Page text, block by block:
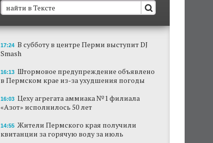
В Пермском крае установят новые станции
обнаружения беспилотников
Они используются для обнаружения и
отслеживания БПЛА в воздухе.
В субботу в центре Перми выступит DJ Smash
Сеть «Иль де Ботэ» уходит из Перми
Власти Перми намерены развернуть борьбу
с брошенными автомобилями
17:24 В субботу в центре Перми выступит DJ
Smash
16:13 Штормовое предупреждение объявлено
в Пермском крае из-за ухудшения погоды
16:03 Цеху агрегата аммиака №1 филиала
«Азот» исполнилось 50 лет
14:55 Жители Пермского края получили
квитанции за горячую воду за июль